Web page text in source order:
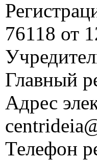
76118 от
Главный
Адрес
Телефон